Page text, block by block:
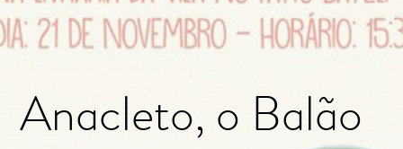
Anacleto, o Balão